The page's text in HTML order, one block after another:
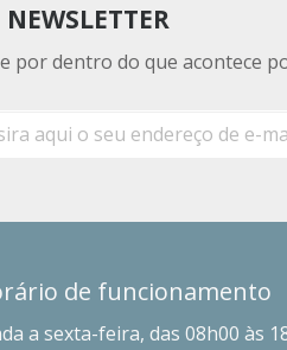
NEWSLETTER
por dentro do que acontece
de funcionamento
a sexta-feira, das 08h00 às